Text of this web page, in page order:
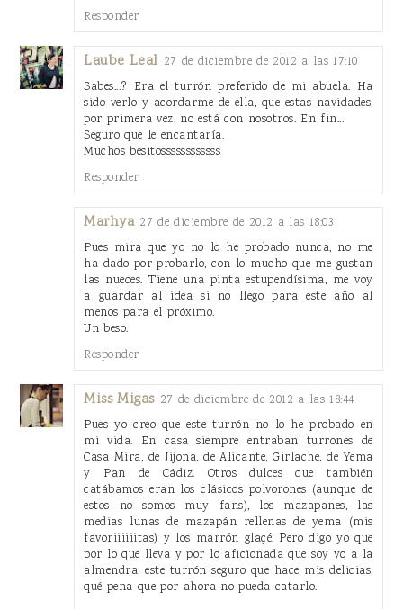
Responder
Laube Leal 27 de diciembre de 2012 a las 17:10
Sabes...? Era el turrón preferido de mi abuela. Ha
sido verlo y acordarme de ella, que estas navidades,
por primera vez, no está con nosotros. En fin...
Seguro que le encantaría.
Muchos besitossssssssssss
Responder
Marhya 27 de diciembre de 2012 a las 18:03
Pues mira que yo no lo he probado nunca, no me
ha dado por probarlo, con lo mucho que me gustan
las nueces. Tiene una pinta estupendísima, me voy
a guardar al idea si no llego para este año al
menos para el próximo.
Un beso.
Responder
Miss Migas 27 de diciembre de 2012 a las 18:44
Pues yo creo que este turrón no lo he probado en
mi vida. En casa siempre entraban turrones de
Casa Mira, de Jijona, de Alicante, Girlache, de Yema
y Pan de Cádiz. Otros dulces que también
catábamos eran los clásicos polvorones (aunque de
estos no somos muy fans), los mazapanes, las
medias lunas de mazapán rellenas de yema (mis
favoriiiiiitas) y los marrón glaçé. Pero digo yo que
por lo que lleva y por lo aficionada que soy yo a la
almendra, este turrón seguro que hace mis delicias,
qué pena que por ahora no pueda catarlo.